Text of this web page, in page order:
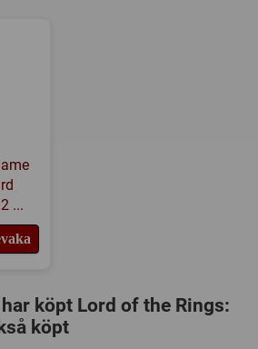
...
köpt Lord of the Rings:
köpt